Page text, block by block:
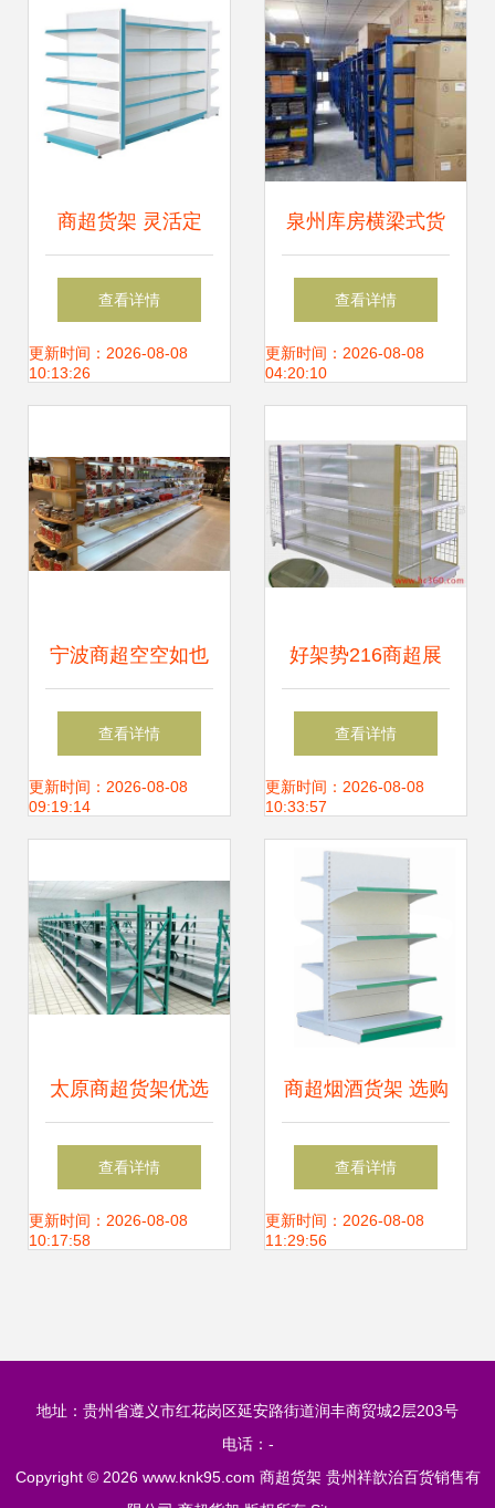
商超货架 灵活定
制，提升购物体验
与空间利用率
查看详情
更新时间：2026-08-08
10:13:26
泉州库房横梁式货
架与中型货架的选
择——丰泽货架厂
查看详情
更新时间：2026-08-08
04:20:10
宁波商超空空如也
货架惊艳与消费困
局的真实解读
查看详情
更新时间：2026-08-08
09:19:14
好架势216商超展
示货架 打造高效陈
列与视觉营销新标
杆
查看详情
更新时间：2026-08-08
10:33:57
太原商超货架优选
迪雀美家俱，厂家
直销打造高效空间
查看详情
更新时间：2026-08-08
10:17:58
商超烟酒货架 选购
指南、价格因素与
供应解决方案（第
查看详情
更新时间：2026-08-08
11:29:56
地址：贵州省遵义市红花岗区延安路街道润丰商贸城2层203号
电话：-
Copyright © 2026 www.knk95.com 商超货架 贵州祥歆治百货销售有